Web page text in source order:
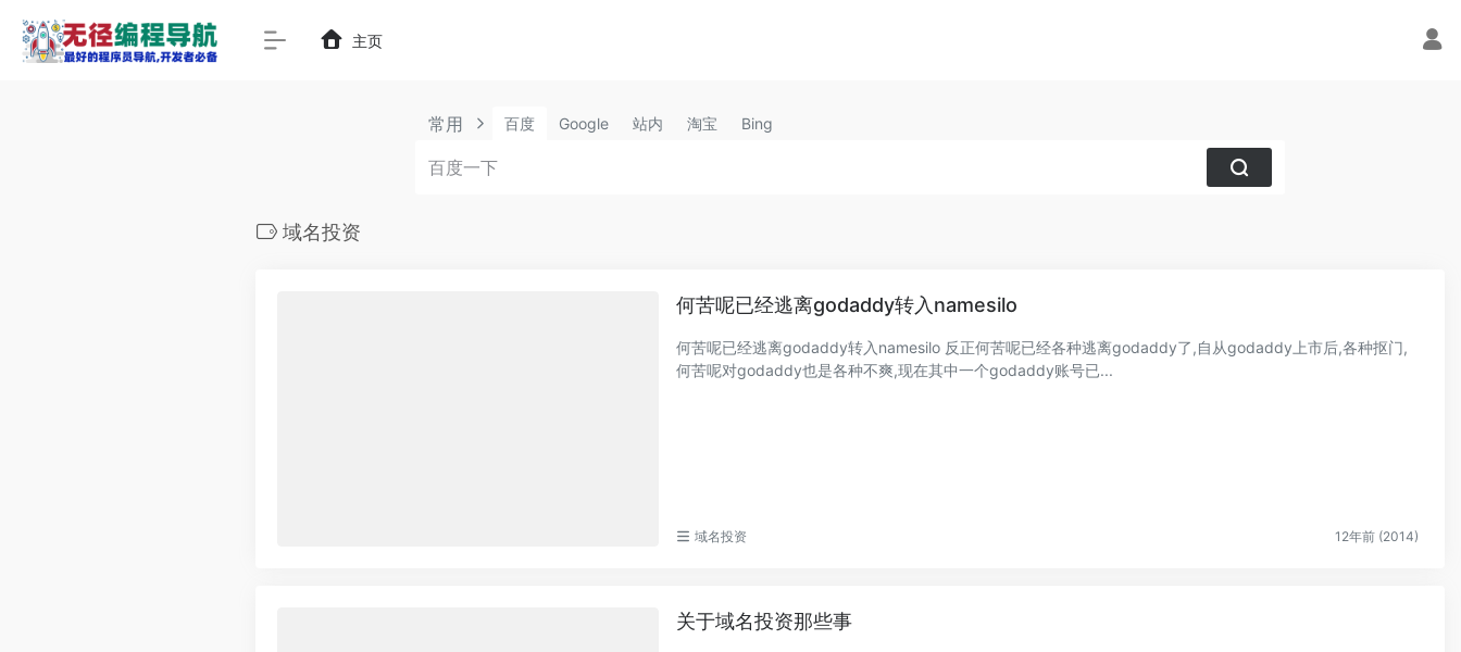
主页
常用 百度 Google 站内 淘宝 Bing
域名投资
何苦呢已经逃离godaddy转入namesilo
何苦呢已经逃离godaddy转入namesilo 反正何苦呢已经各种逃离godaddy了,自从godaddy上市后,各种抠门,
何苦呢对godaddy也是各种不爽,现在其中一个godaddy账号已...
域名投资 12年前 (2014)
关于域名投资那些事